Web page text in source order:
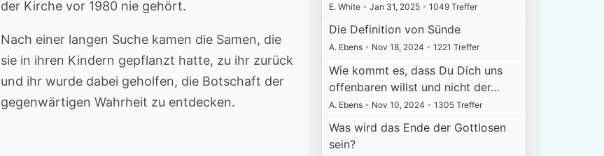
der Kirche vor 1980 nie gehört.
Nach einer langen Suche kamen die Samen, die
sie in ihren Kindern gepflanzt hatte, zu ihr zurück
und ihr wurde dabei geholfen, die Botschaft der
gegenwärtigen Wahrheit zu entdecken.
E. White • Jan 31, 2025 • 1049 Treffer
Die Definition von Sünde
A. Ebens • Nov 18, 2024 • 1221 Treffer
Wie kommt es, dass Du Dich uns
offenbaren willst und nicht der…
A. Ebens • Nov 10, 2024 • 1305 Treffer
Was wird das Ende der Gottlosen
sein?